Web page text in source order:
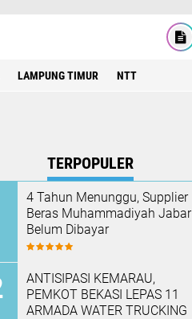
LAMPUNG TIMUR NTT
TERPOPULER
4 Tahun Menunggu, Supplier
Beras Muhammadiyah Jabar
Belum Dibayar
ANTISIPASI KEMARAU,
PEMKOT BEKASI LEPAS 11
ARMADA WATER TRUCKING